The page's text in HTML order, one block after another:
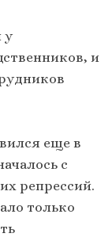
у
и
еще в
с
репрессий.
только